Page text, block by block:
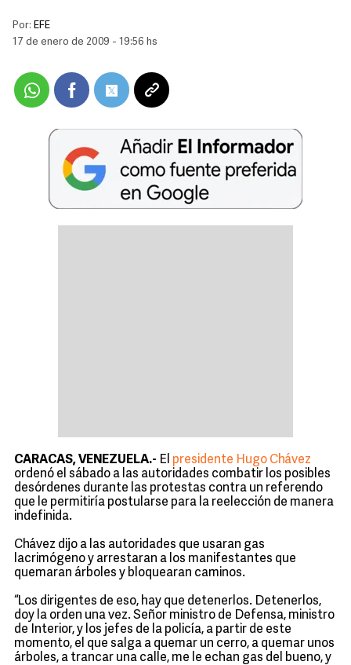
Por: EFE
17 de enero de 2009 - 19:56 hs
CARACAS, VENEZUELA.- El presidente Hugo Chávez
ordenó el sábado a las autoridades combatir los posibles
desórdenes durante las protestas contra un referendo
que le permitiría postularse para la reelección de manera
indefinida.
Chávez dijo a las autoridades que usaran gas
lacrimógeno y arrestaran a los manifestantes que
quemaran árboles y bloquearan caminos.
“Los dirigentes de eso, hay que detenerlos. Detenerlos,
doy la orden una vez. Señor ministro de Defensa, ministro
de Interior, y los jefes de la policía, a partir de este
momento, el que salga a quemar un cerro, a quemar unos
árboles, a trancar una calle, me le echan gas del bueno, y